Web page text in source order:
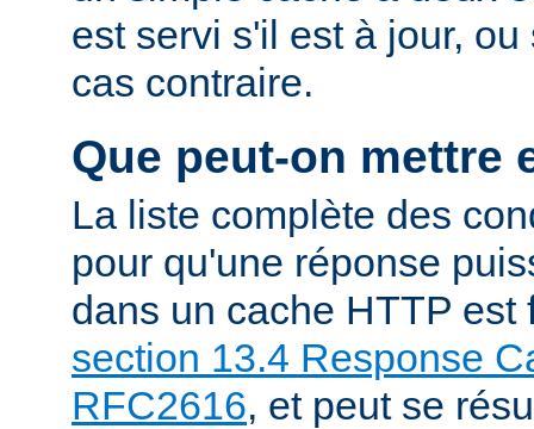
est servi s'il est à jour,
cas contraire.
Que peut-on mettre
La liste complète des
pour qu'une réponse
dans un cache HTTP est
section 13.4 Response
RFC2616, et peut se